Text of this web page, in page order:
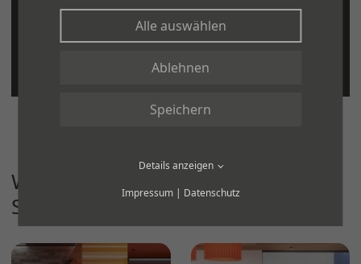
Einfach zu installieren und zu
pflegen
WEITERE PRODUKTE DER SERIE
SPRING COLLECTION ANZEIGEN
Alle auswählen
Ablehnen
Speichern
Details anzeigen
Impressum| Datenschutz